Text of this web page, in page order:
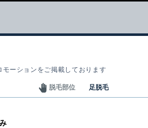
ーションをご掲載しております
脱毛部位 足脱毛